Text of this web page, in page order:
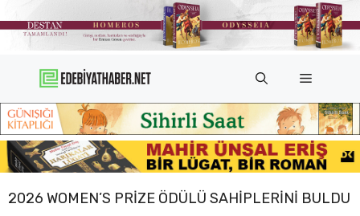
atla
Menü
2026 WOMEN’S PRIZE ÖDÜLÜ SAHIPLERINI BULDU